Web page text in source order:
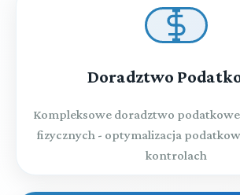
Doradztwo
Kompleksowe doradztwo
fizycznych - optymalizacja
kontrolach